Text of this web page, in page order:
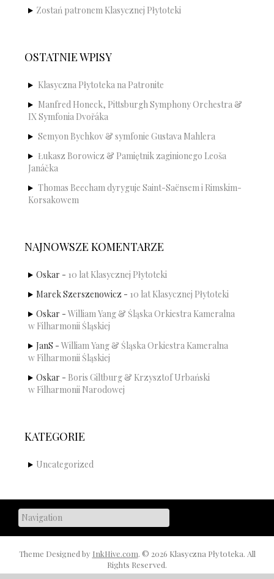
Zostań patronem Klasycznej Płytoteki
OSTATNIE WPISY
Klasyczna Płytoteka na Patronite
Manfred Honeck, Pittsburgh Symphony Orchestra &
IX Symfonia Dvořáka
Semyon Bychkov & symfonie Gustava Mahlera
Łukasz Borowicz & Pamiętnik zaginionego Leoša
Janáčka
Thomas Beecham dyryguje Saint-Saënsem i Rimskim-
Korsakowem
NAJNOWSZE KOMENTARZE
Oskar - 10 lat Klasycznej Płytoteki
Marek Szerszenowicz - 10 lat Klasycznej Płytoteki
Oskar - William Yang & Śląska Orkiestra Kameralna
w Filharmonii Śląskiej
JanS - William Yang & Śląska Orkiestra Kameralna
w Filharmonii Śląskiej
Oskar - Boris Giltburg & Krzysztof Urbański
w Filharmonii Narodowej
KATEGORIE
Uncategorized
Theme Designed by InkHive.com. © 2026 Klasyczna Płytoteka. All
Rights Reserved.